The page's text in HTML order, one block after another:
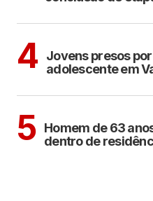
4
Jovens presos
adolescente em
5 Homem de 63
dentro de